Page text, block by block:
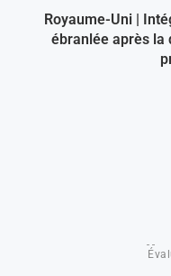
Royaume-Uni |
ébranlée après la